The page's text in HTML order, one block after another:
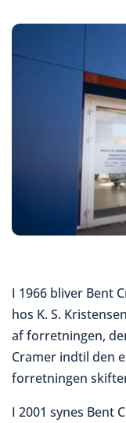
I 1966 bliver Bent
hos K. S.
af forretningen,
Cramer indtil den
forretningen
I 2001 synes Bent